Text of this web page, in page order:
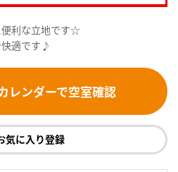
便利な立地です☆
快適です♪
レンダーで空室確認
気に入り登録